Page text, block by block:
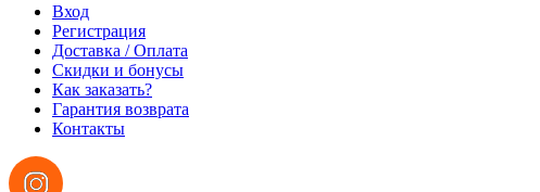
Вход
Регистрация
Доставка / Оплата
Скидки и бонусы
Как заказать?
Гарантия возврата
Контакты